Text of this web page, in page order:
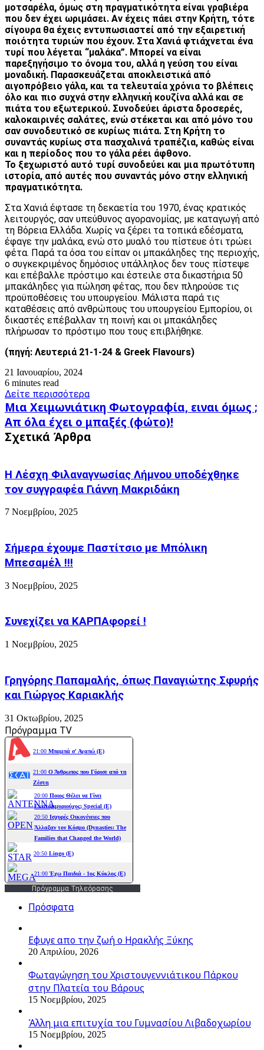
μοτσαρέλα, όμως στη πραγματικότητα είναι γραβιέρα
που δεν έχει ωριμάσει. Αν έχεις πάει στην Κρήτη, τότε
σίγουρα θα έχεις εντυπωσιαστεί από την εξαιρετική
ποιότητα τυριών που έχουν. Στα Χανιά φτιάχνεται ένα
τυρί που λέγεται “μαλάκα”. Μπορεί να είναι
παρεξηγήσιμο το όνομα του, αλλά η γεύση του είναι
μοναδική. Παρασκευάζεται αποκλειστικά από
αιγοπρόβειο γάλα, και τα τελευταία χρόνια το βλέπεις
όλο και πιο συχνά στην ελληνική κουζίνα αλλά και σε
πιάτα του εξωτερικού. Συνοδεύει άριστα δροσερές,
καλοκαιρινές σαλάτες, ενώ στέκεται και από μόνο του
σαν συνοδευτικό σε κυρίως πιάτα. Στη Κρήτη το
συναντάς κυρίως στα πασχαλινά τραπέζια, καθώς είναι
και η περίοδος που το γάλα ρέει άφθονο.
Το ξεχωριστό αυτό τυρί συνοδεύει και μια πρωτότυπη
ιστορία, από αυτές που συναντάς μόνο στην ελληνική
πραγματικότητα.
Στα Χανιά έφτασε τη δεκαετία του 1970, ένας κρατικός
λειτουργός, σαν υπεύθυνος αγορανομίας, με καταγωγή από
τη Βόρεια Ελλάδα. Χωρίς να ξέρει τα τοπικά εδέσματα,
έφαγε την μαλάκα, ενώ στο μυαλό του πίστευε ότι τρώει
φέτα. Παρά τα όσα του είπαν οι μπακάληδες της περιοχής,
ο συγκεκριμένος δημόσιος υπάλληλος δεν τους πίστεψε
και επέβαλλε πρόστιμο και έστειλε στα δικαστήρια 50
μπακάληδες για πώληση φέτας, που δεν πληρούσε τις
προϋποθέσεις του υπουργείου. Μάλιστα παρά τις
καταθέσεις από ανθρώπους του υπουργείου Εμπορίου, οι
δικαστές επέβαλλαν τη ποινή και οι μπακάληδες
πλήρωσαν το πρόστιμο που τους επιβλήθηκε.
(πηγή: Λευτεριά 21-1-24 & Greek Flavours)
21 Ιανουαρίου, 2024
6 minutes read
Δείτε περισσότερα
Μια
Χειμωνιάτικη
Φωτογραφία,
ειναι
Μια Χειμωνιάτικη Φωτογραφία, ειναι όμως ;
Απ
όλα
έχει
(φώτο)!
Απ όλα έχει ο μπαξές (φώτο)!
Σχετικά Άρθρα
Η Λέσχη Φιλαναγνωσίας Λήμνου υποδέχθηκε
τον συγγραφέα Γιάννη Μακριδάκη
7 Νοεμβρίου, 2025
Σήμερα έχουμε Παστίτσιο με Μπόλικη
Μπεσαμέλ !!!
3 Νοεμβρίου, 2025
Συνεχίζει να ΚΑΡΠΑφορεί !
1 Νοεμβρίου, 2025
Γρηγόρης Παπαμαλής, όπως Παναγιώτης Σφυρής
και Γιώργος Καριακλής
31 Οκτωβρίου, 2025
Πρόγραμμα TV
Πρόγραμμα Τηλεόρασης
Πρόσφατα
Εφυγε απο την ζωή o Ηρακλής Ξύκης
20 Απριλίου, 2026
Φωταγώγηση του Χριστουγεννιάτικου Πάρκου
στην Πλατεία του Βάρους
15 Νοεμβρίου, 2025
Άλλη μια επιτυχία του Γυμνασίου Λιβαδοχωρίου
15 Νοεμβρίου, 2025